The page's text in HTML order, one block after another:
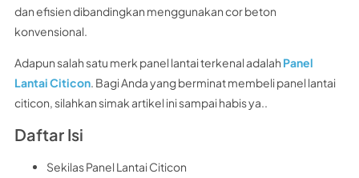
dan efisien dibandingkan menggunakan cor beton
konvensional.
Adapun salah satu merk panel lantai terkenal adalah Panel
Lantai Citicon. Bagi Anda yang berminat membeli panel lantai
citicon, silahkan simak artikel ini sampai habis ya..
Daftar Isi
Sekilas Panel Lantai Citicon